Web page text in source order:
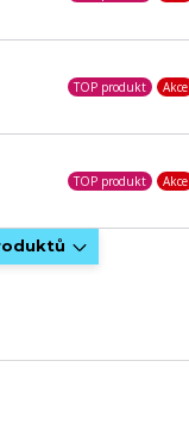
TOP produkt Akce
TOP produkt Akce